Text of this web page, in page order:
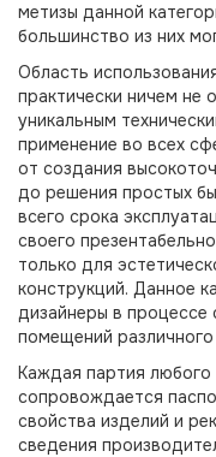
метизы данной
большинство из них
Область
практически ничем не
уникальным
применение во всех
от создания
до решения простых
всего срока
своего
только для
конструкций. Данное
дизайнеры в
помещений различного
Каждая партия любого
сопровождается
свойства изделий и
сведения